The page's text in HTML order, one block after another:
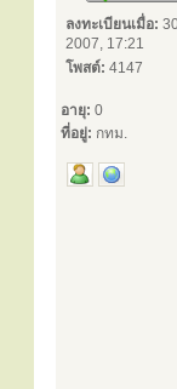
ลงทะเบียนเมื่อ:
2007, 17:21
โพสต์: 4147
อายุ: 0
ที่อยู่: กทม.